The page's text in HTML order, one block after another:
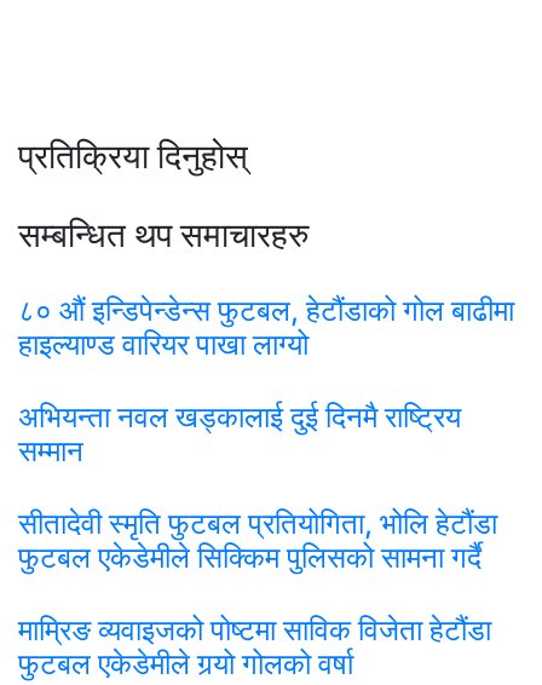
प्रतिक्रिया दिनुहोस्
सम्बन्धित थप समाचारहरु
८० औं इन्डिपेन्डेन्स फुटबल, हेटौंडाको गोल बाढीमा
हाइल्याण्ड वारियर पाखा लाग्यो
अभियन्ता नवल खड्कालाई दुई दिनमै राष्ट्रिय
सम्मान
सीतादेवी स्मृति फुटबल प्रतियोगिता, भोलि हेटौंडा
फुटबल एकेडेमीले सिक्किम पुलिसको सामना गर्दै
माम्रिङ व्यवाइजको पोष्टमा साविक विजेता हेटौंडा
फुटबल एकेडेमीले गर्‍यो गोलको वर्षा